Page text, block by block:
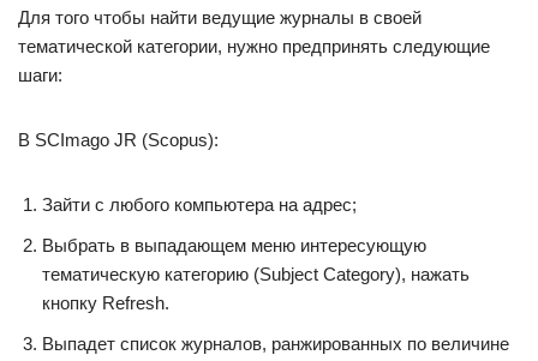
Для того чтобы найти ведущие журналы в своей
тематической категории, нужно предпринять следующие
шаги:
В SCImago JR (Scopus):
Зайти с любого компьютера на адрес;
Выбрать в выпадающем меню интересующую
тематическую категорию (Subject Category), нажать
кнопку Refresh.
Выпадет список журналов, ранжированных по величине